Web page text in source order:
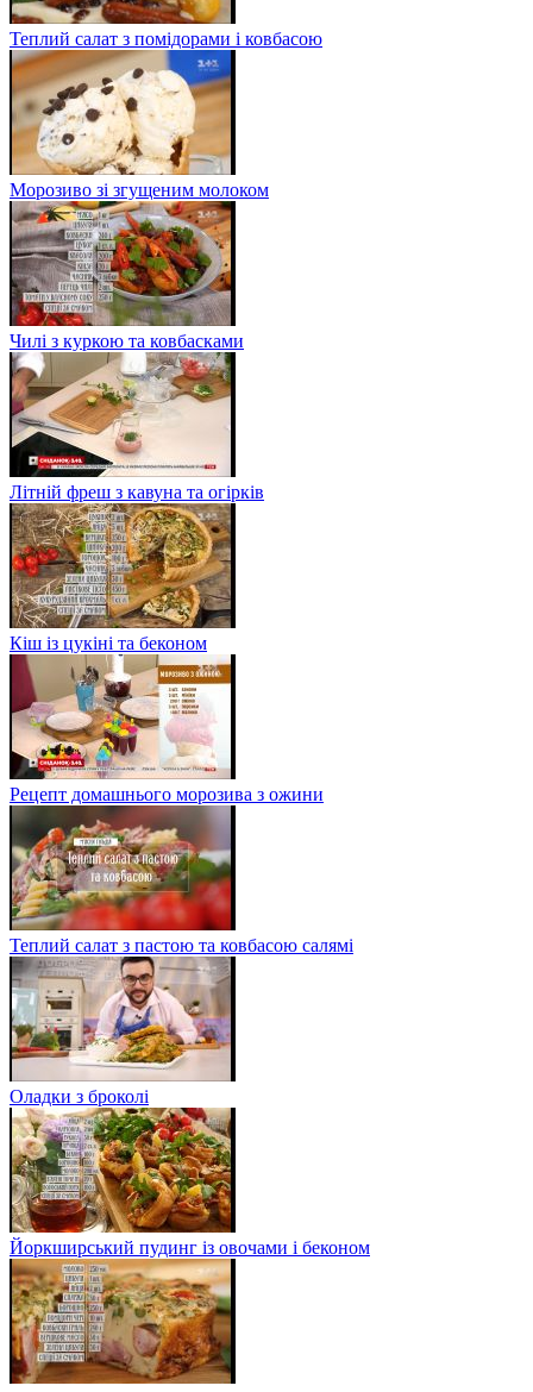
Теплий салат з помідорами і ковбасою
Морозиво зі згущеним молоком
Чилі з куркою та ковбасками
Літній фреш з кавуна та огірків
Кіш із цукіні та беконом
Рецепт домашнього морозива з ожини
Теплий салат з пастою та ковбасою салямі
Оладки з броколі
Йоркширський пудинг із овочами і беконом